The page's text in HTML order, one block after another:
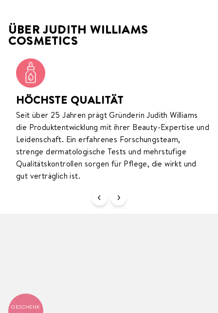
ÜBER JUDITH WILLIAMS
COSMETICS
HÖCHSTE QUALITÄT
Seit über 25 Jahren prägt Gründerin Judith Williams
die Produktentwicklung mit ihrer Beauty-Expertise und
Leidenschaft. Ein erfahrenes Forschungsteam,
strenge dermatologische Tests und mehrstufige
Qualitätskontrollen sorgen für Pflege, die wirkt und
gut verträglich ist.
Bei der Entwicklung unserer Produkte verbinden wir
wertvolle Naturschätze mit moderner Forschung und
Technologie. So entstehen Formulierungen, die
auf die Bedürfnisse der Haut eingehen und
spürbare Ergebnisse ermöglichen.
Unsere Vision ist es, dich dabei zu unterstützen, dich
deiner Haut wohlzufühlen und deine natürliche
Schönheit zu entfalten. Deshalb entwickeln wir
die deine individuellen Bedürfnisse berücksichtigt,
ein strahlendes und gutes Hautgefühl.
GESCHENK